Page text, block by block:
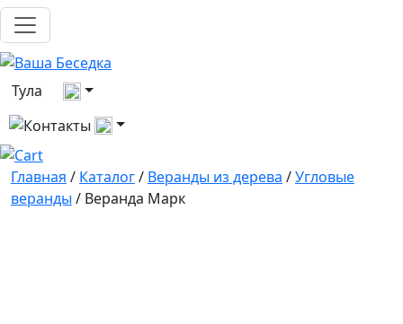
Тула
Выберите город
Все контакты
Главная / Каталог/ Веранды из дерева /Угловые
веранды / Веранда Марк